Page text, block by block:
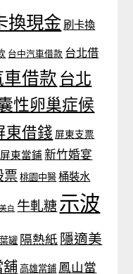
換現金 刷卡換
台中汽車借款 台北借
借款 台北
性卵巢症候
東借錢 屏東支票
屏東當鋪 新竹婚宴
票 桃園中醫 桶裝水
白 牛軋糖示波
罐 隔熱紙 隱適美
舖 高雄當鋪 鳳山當